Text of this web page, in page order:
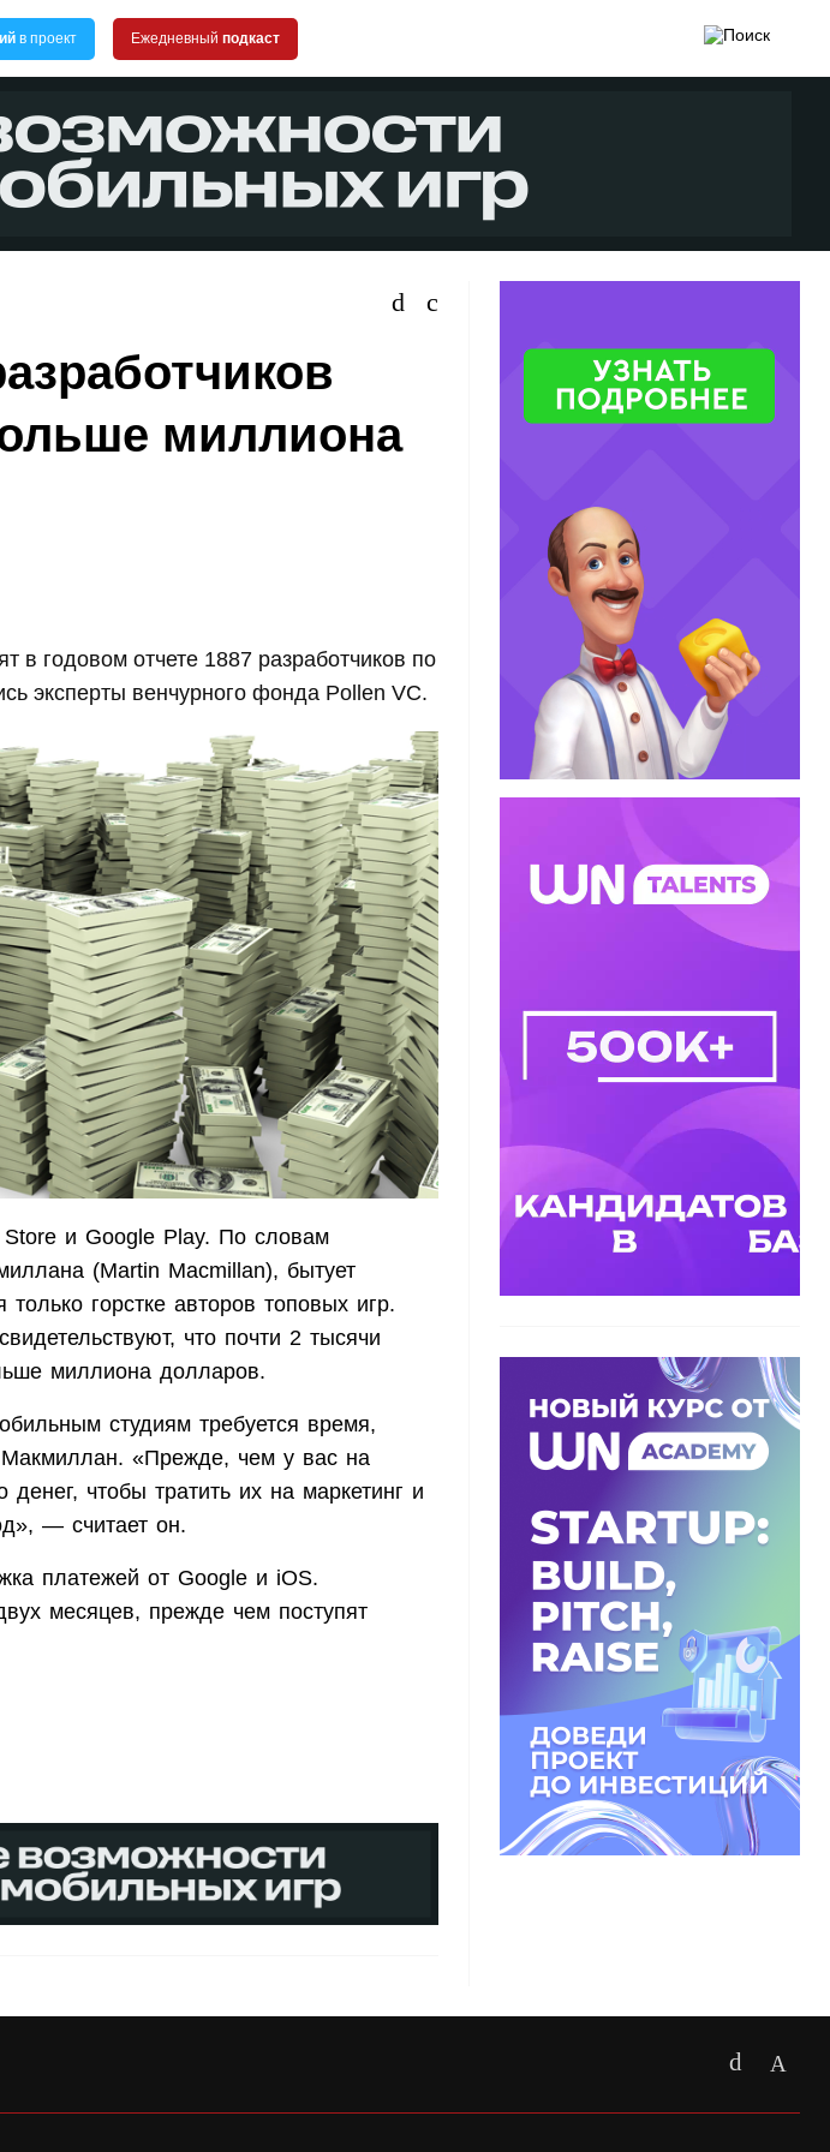
в проект Ежедневный подкаст
миллиона
годовом отчете 1887 разработчиков по
эксперты венчурного фонда Pollen VC.
и Google Play. По словам
(Martin Macmillan), бытует
горстке авторов топовых игр.
что почти 2 тысячи
миллиона долларов.
студиям требуется время,
Макмиллан. «Прежде, чем у вас на
денег, чтобы тратить их на маркетинг и
— считает он.
платежей от Google и iOS.
месяцев, прежде чем поступят